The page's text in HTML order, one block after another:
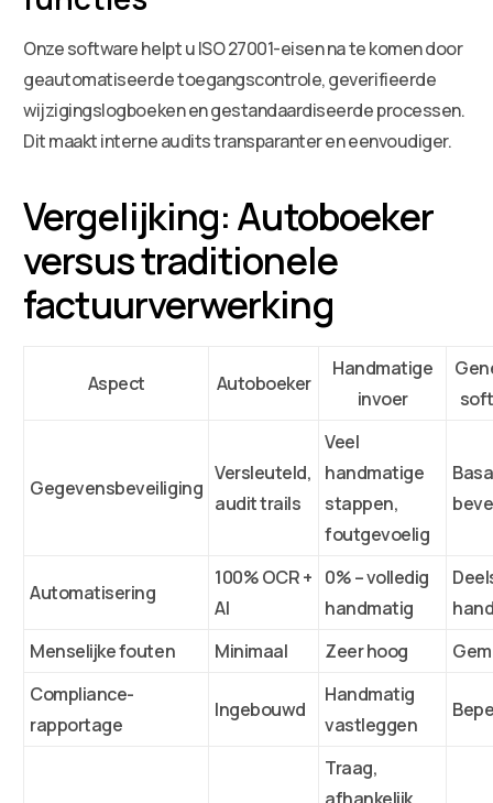
Onze software helpt u ISO 27001-eisen na te komen door
geautomatiseerde toegangscontrole, geverifieerde
wijzigingslogboeken en gestandaardiseerde processen.
Dit maakt interne audits transparanter en eenvoudiger.
Vergelijking: Autoboeker
versus traditionele
factuurverwerking
Aspect Autoboeker
Handmatige
invoer
Gegevensbeveiliging
Versleuteld,
audit trails
Veel
handmatige
stappen,
foutgevoelig
Automatisering
100% OCR +
AI
0% – volledig
handmatig
Menselijke fouten
Minimaal Zeer hoog
Compliance-
rapportage
Ingebouwd
Handmatig
vastleggen
Traag,
afhankelijk